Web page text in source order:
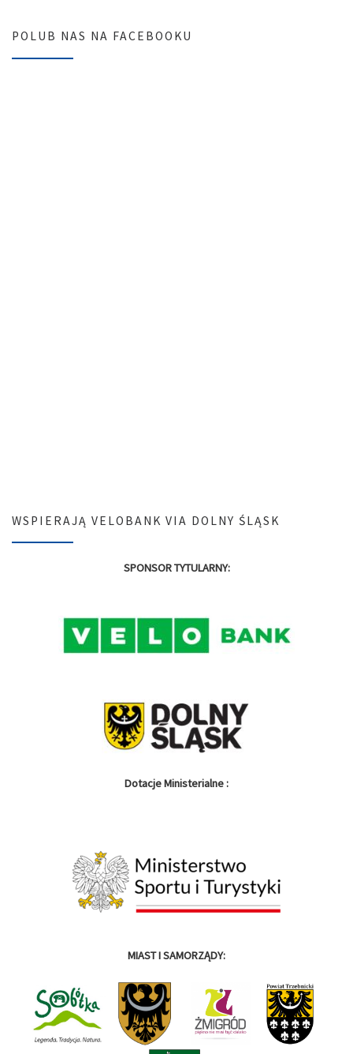
POLUB NAS NA FACEBOOKU
WSPIERAJĄ VELOBANK VIA DOLNY ŚLĄSK
SPONSOR TYTULARNY:
Dotacje Ministerialne :
MIAST I SAMORZĄDY: